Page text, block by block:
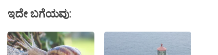
ಇದೇ ಬಗೆಯವು: